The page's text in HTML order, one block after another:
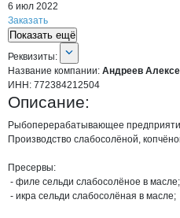
6 июл 2022
Заказать
Показать ещё
О компании
Реквизиты
Реквизиты:
Название компании: Андреев
ИНН: 772384212504
Описание:
Рыбоперерабатывающее
Производство слабосолёной,
Пресервы:
- филе сельди слабосолёное в масле;
- икра сельди слабосолёная в масле;